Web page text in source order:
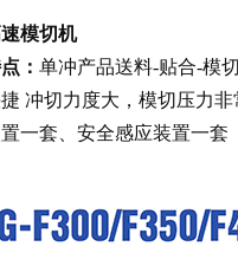
模切机
：单冲产品送料-贴合-模
冲切力度大，模切压力
一套、安全感应装置一套